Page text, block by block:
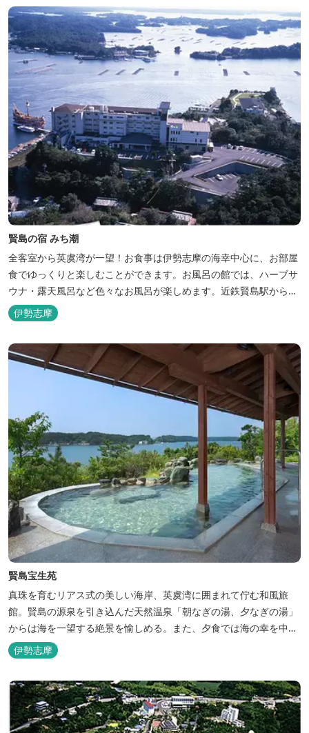
賢島の宿 みち潮
全客室から英虞湾が一望！お食事は伊勢志摩の海幸中心に、お部屋
食でゆっくりと楽しむことができます。お風呂の館では、ハーブサ
ウナ・露天風呂など色々なお風呂が楽しめます。近鉄賢島駅から歩
いて5分と好立地です。
伊勢志摩
賢島宝生苑
真珠を育むリアス式の美しい海岸、英虞湾に囲まれて佇む和風旅
館。賢島の源泉を引き込んだ天然温泉「朝なぎの湯、夕なぎの湯」
からは海を一望する絶景を愉しめる。また、夕食では海の幸を中心
とした和会席でおもてなしいたします。
伊勢志摩